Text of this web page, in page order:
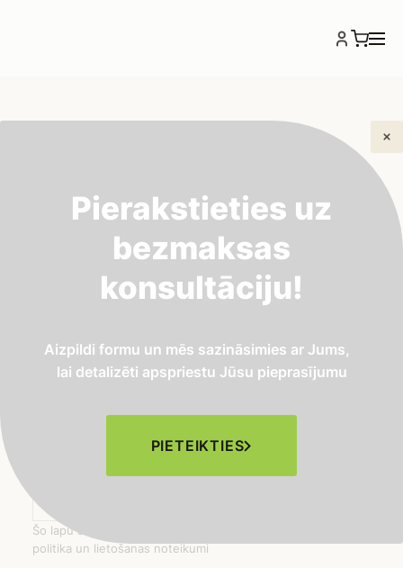
SAZINĀSIMIES AR JUMS
Pierakstieties uz bezmaksas
konsultāciju!
Vārds
Šo lapu aizsargā reCAPTCHA un Google konfidencialitātes
politika un lietošanas noteikumi
Pierakstieties uz
bezmaksas
konsultāciju!
Aizpildi formu un mēs sazināsimies ar Jums,
lai detalizēti apspriestu Jūsu pieprasījumu
PIETEIKTIES